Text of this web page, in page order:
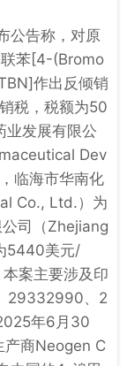
公告称，对原
联苯[4-(Bromo
作出反倾销
税，税额为50
发展有限公
Dev
临海市华南化
Co., Ltd.）为
司（Zhejiang
5440美元/
案主要涉及印
29332990、2
年6月30
产商Neogen C